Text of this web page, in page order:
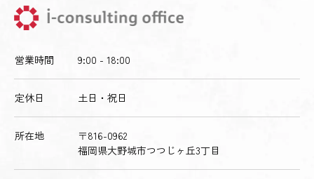
営業時間 9:00 - 18:00
定休日 土日・祝日
所在地
〒816-0962
福岡県大野城市つつじヶ丘3丁目